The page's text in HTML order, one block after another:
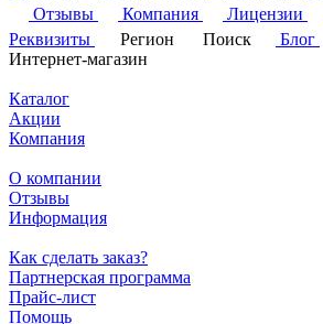
Отзывы
Компания Лицензии
Реквизиты
Регион Поиск Блог
Интернет-магазин
Каталог
Акции
Компания
О компании
Отзывы
Информация
Как сделать заказ?
Партнерская программа
Прайс-лист
Помощь